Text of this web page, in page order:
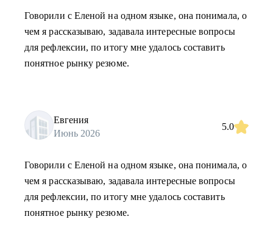
Говорили с Еленой на одном языке, она понимала, о
чем я рассказываю, задавала интересные вопросы
для рефлексии, по итогу мне удалось составить
понятное рынку резюме.
Евгения
Июнь 2026
5.0
Говорили с Еленой на одном языке, она понимала, о
чем я рассказываю, задавала интересные вопросы
для рефлексии, по итогу мне удалось составить
понятное рынку резюме.